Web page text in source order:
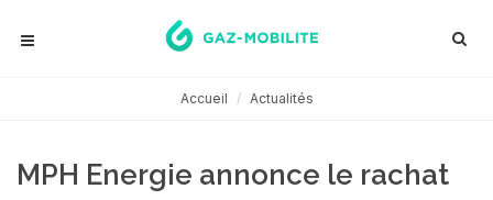
Accueil Actualités
MPH Energie annonce le rachat